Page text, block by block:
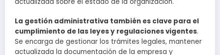
La gestión administrativa también es clave para el
cumplimiento de las leyes y regulaciones vigentes.
Se encarga de gestionar los trámites legales, mantener
actualizada la documentación de la empresa y